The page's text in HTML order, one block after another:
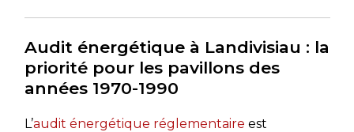
Audit énergétique à Landivisiau : la
priorité pour les pavillons des
années 1970-1990
L’audit énergétique réglementaire est